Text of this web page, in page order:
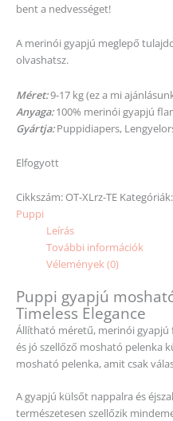
bent a nedvességet!
A merinói gyapjú meglepő
olvashatsz.
Méret:9-17 kg (ez a mi
Anyaga: 100% merinói gyapjú
Gyártja:Puppidiapers,
Elfogyott
Cikkszám: OT-XLrz-TE Kategóriák:
Puppi
Leírás
További információk
Vélemények (0)
Puppi gyapjú
Timeless Elegance
Állítható méretű, merinói gyapjú
és jó szellőző mosható pelenka
mosható pelenka, amit csak
A gyapjú külsőt nappalra és
természetesen szellőzik